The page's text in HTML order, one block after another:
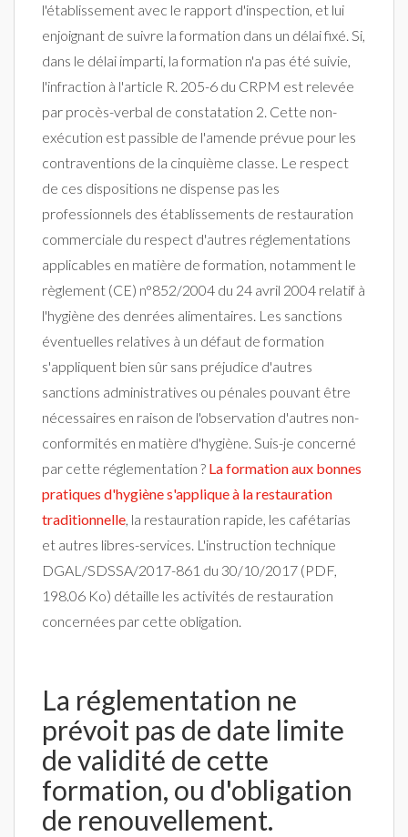
l'établissement avec le rapport d'inspection, et lui
enjoignant de suivre la formation dans un délai fixé. Si,
dans le délai imparti, la formation n'a pas été suivie,
l'infraction à l'article R. 205-6 du CRPM est relevée
par procès-verbal de constatation 2. Cette non-
exécution est passible de l'amende prévue pour les
contraventions de la cinquième classe. Le respect
de ces dispositions ne dispense pas les
professionnels des établissements de restauration
commerciale du respect d'autres réglementations
applicables en matière de formation, notamment le
règlement (CE) n°852/2004 du 24 avril 2004 relatif à
l'hygiène des denrées alimentaires. Les sanctions
éventuelles relatives à un défaut de formation
s'appliquent bien sûr sans préjudice d'autres
sanctions administratives ou pénales pouvant être
nécessaires en raison de l'observation d'autres non-
conformités en matière d'hygiène. Suis-je concerné
par cette réglementation ? La formation aux bonnes
pratiques d'hygiène s'applique à la restauration
traditionnelle, la restauration rapide, les cafétarias
et autres libres-services. L'instruction technique
DGAL/SDSSA/2017-861 du 30/10/2017 (PDF,
198.06 Ko) détaille les activités de restauration
concernées par cette obligation.
La réglementation ne
prévoit pas de date limite
de validité de cette
formation, ou d'obligation
de renouvellement.